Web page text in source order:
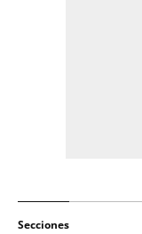
Secciones